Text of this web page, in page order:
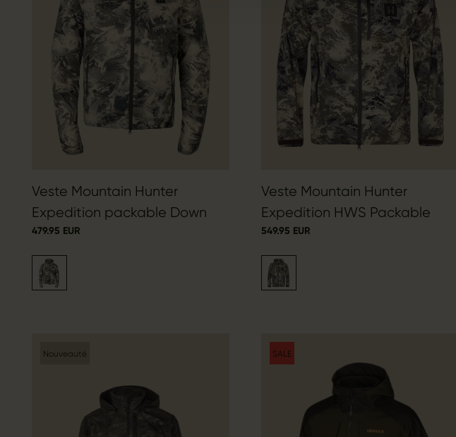
Veste Mountain Hunter
Expedition packable Down
479.95 EUR
Veste Mountain Hunter
Expedition HWS Packable
549.95 EUR
Nouveauté SALE